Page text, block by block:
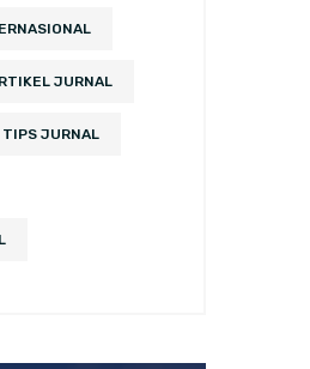
JURNAL
TIPS JURNAL